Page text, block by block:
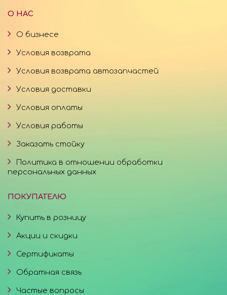
О НАС
О бизнесе
Условия возврата
Условия возврата автозапчастей
Условия доставки
Условия оплаты
Условия работы
Заказать стойку
Политика в отношении обработки
персональных данных
ПОКУПАТЕЛЮ
Купить в розницу
Акции и скидки
Сертификаты
Обратная связь
Частые вопросы